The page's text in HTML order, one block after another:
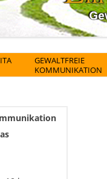
GEWALTFREIE
KOMMUNIKATION